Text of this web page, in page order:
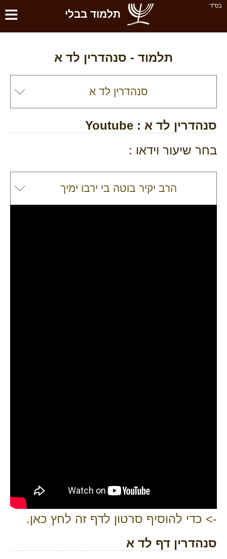
בס''ד ≡ תלמוד בבלי
תלמוד - סנהדרין לד א
סנהדרין לד א : Youtube
בחר שיעור וידאו :
-> כדי להוסיף סרטון לדף זה לחץ כאן.
סנהדרין דף לד א